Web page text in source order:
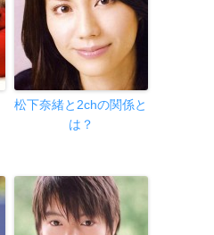
松下奈緒と2chの関係と
は？